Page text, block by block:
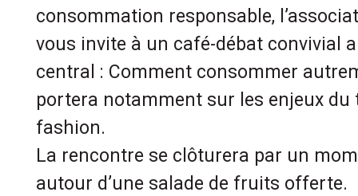
consommation responsable,
vous invite à un café-débat convivial
central : Comment consommer
portera notamment sur les enjeux du
fashion.
La rencontre se clôturera par un
autour d’une salade de fruits offerte.